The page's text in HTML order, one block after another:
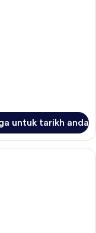
untuk tarikh anda
Room, 1 Bedroom |